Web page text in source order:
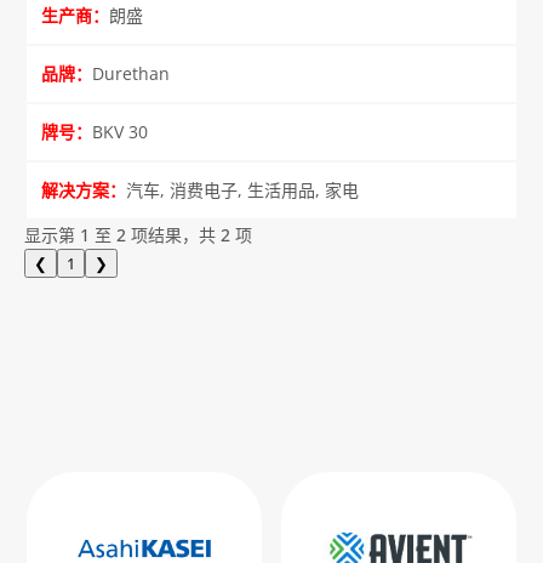
朗盛
Durethan
BKV 30
汽车, 消费电子, 生活用品, 家电
显示第 1 至 2 项结果，共 2 项
❮ 1 ❯